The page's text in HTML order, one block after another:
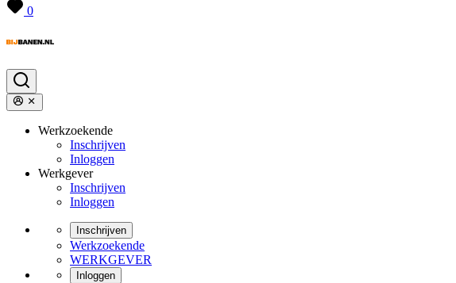
0
Werkzoekende
Inschrijven
Inloggen
Werkgever
Inschrijven
Inloggen
Inschrijven
Werkzoekende
WERKGEVER
Inloggen